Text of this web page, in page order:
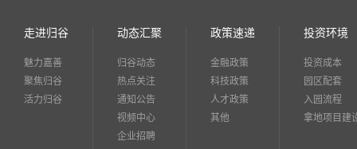
走进归谷
魅力嘉善
聚焦归谷
活力归谷
动态汇聚
归谷动态
热点关注
通知公告
视频中心
企业招聘
政策速递
金融政策
科技政策
人才政策
其他
投资环境
投资成本
园区配套
入园流程
拿地项目建